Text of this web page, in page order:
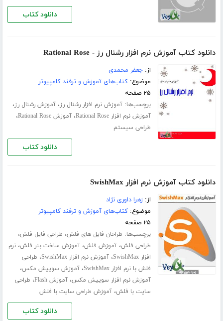
دانلود کتاب
دانلود کتاب آموزش نرم افزار رشنال رز - Rational Rose
از:جعفر محمدی
موضوع:کتاب‌های آموزش و ترفند کامپیوتر
۲۵ صفحه
برچسب‌ها:آموزش نرم افزار رشنال رز،آموزش رشنال رز،
آموزش نرم افزار Rational Rose ،آموزش Rational Rose ،
طراحی سیستم
دانلود کتاب
دانلود کتاب آموزش نرم افزار SwishMax
از:زهرا داوری نژاد
موضوع:کتاب‌های آموزش و ترفند کامپیوتر
۲۵ صفحه
برچسب‌ها: طراحان فایل های فلش، طراحی فایل فلش،
طراحی فلش،آموزش فلش،آموزش ساخت بنر فلش،نرم
افزار SwishMax
،آموزش نرم افزار SwishMax ، طراحی
فلش با نرم افزار SwishMax
،آموزش سوییش مکس،
آموزش نرم افزار سوییش مکس،آموزش Flash ، طراحی
سایت با فلش،آموزش طراحی سایت با فلش
دانلود کتاب